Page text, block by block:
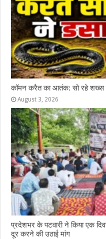
कॉमन करैत का आतंक: सो रहे शख्स
August 3, 2026
प्रदेशभर के पटवारी ने किया एक
दूर करने की उठाई मांग